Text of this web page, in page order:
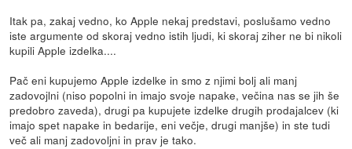
Itak pa, zakaj vedno, ko Apple nekaj predstavi, poslušamo vedno
iste argumente od skoraj vedno istih ljudi, ki skoraj ziher ne bi nikoli
kupili Apple izdelka....
Pač eni kupujemo Apple izdelke in smo z njimi bolj ali manj
zadovojlni (niso popolni in imajo svoje napake, večina nas se jih še
predobro zaveda), drugi pa kupujete izdelke drugih prodajalcev (ki
imajo spet napake in bedarije, eni večje, drugi manjše) in ste tudi
več ali manj zadovoljni in prav je tako.